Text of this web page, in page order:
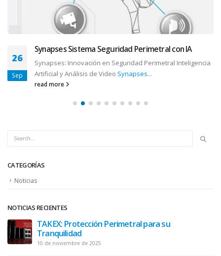
26
Sep
Synapses Sistema Seguridad Perimetral con IA
Synapses: Innovación en Seguridad Perimetral Inteligencia
Artificial y Análisis de Video Synapses...
read more
CATEGORÍAS
Noticias
NOTICIAS RECIENTES
TAKEX: Protección Perimetral para su
Tranquilidad
10 de noviembre de 2025